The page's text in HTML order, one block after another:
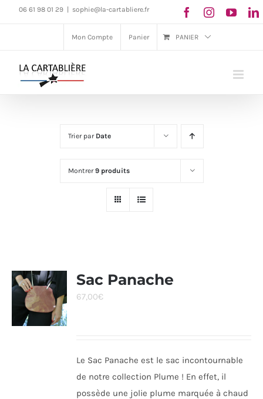
Passer06 61 98 01 29 sophie@la-cartabliere.fr
Mon Compte Panier PANIER
Trier par Date
Montrer9 produits
Sac Panache
67,00€
Le Sac Panache est le sac incontournable
de notre collection Plume ! En effet, il
possède une jolie plume marquée à chaud